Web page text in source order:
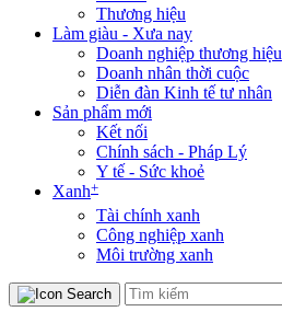
Thương hiệu
Làm giàu - Xưa nay
Doanh nghiệp thương hiệu
Doanh nhân thời cuộc
Diễn đàn Kinh tế tư nhân
Sản phẩm mới
Kết nối
Chính sách - Pháp Lý
Y tế - Sức khoẻ
Xanh+
Tài chính xanh
Công nghiệp xanh
Môi trường xanh